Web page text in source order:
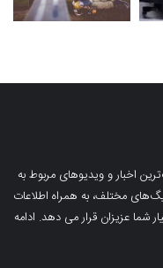
اخبار و ویدیوهای مربوط به
مختلف، به همراه اطلاعات
شما عزیزان قرار می دهد. ادامه